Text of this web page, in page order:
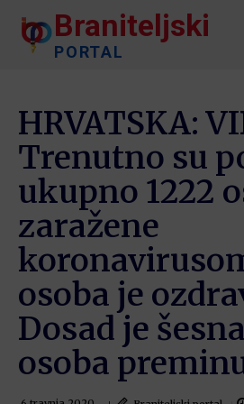
Braniteljski
PORTAL
HRVATSKA:
Trenutno su
ukupno 1222
zaražene
osoba je
Dosad je
osoba